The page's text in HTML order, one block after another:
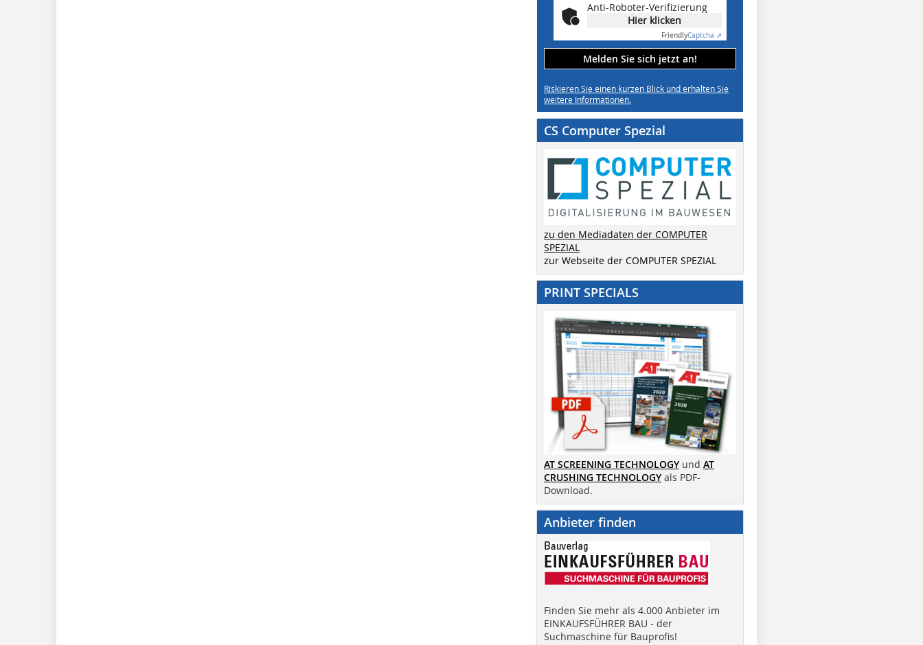
Anti-Roboter-Verifizierung
Hier klicken
FriendlyCaptcha ⇗
Melden Sie sich jetzt an!
Riskieren Sie einen kurzen Blick und erhalten Sie
weitere Informationen.
CS Computer Spezial
zu den Mediadaten der COMPUTER
SPEZIAL
zur Webseite der COMPUTER SPEZIAL
PRINT SPECIALS
AT SCREENING TECHNOLOGY und AT
CRUSHING TECHNOLOGY als PDF-
Download.
Anbieter finden
Finden Sie mehr als 4.000 Anbieter im
EINKAUFSFÜHRER BAU - der
Suchmaschine für Bauprofis!